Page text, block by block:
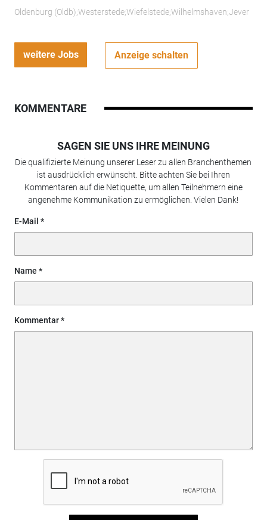
Oldenburg (Oldb);Westerstede;Wiefelstede;Wilhelmshaven;Jever
weitere Jobs Anzeige schalten
KOMMENTARE
SAGEN SIE UNS IHRE MEINUNG
Die qualifizierte Meinung unserer Leser zu allen Branchenthemen
ist ausdrücklich erwünscht. Bitte achten Sie bei Ihren
Kommentaren auf die Netiquette, um allen Teilnehmern eine
angenehme Kommunikation zu ermöglichen. Vielen Dank!
E-Mail
Name
Kommentar